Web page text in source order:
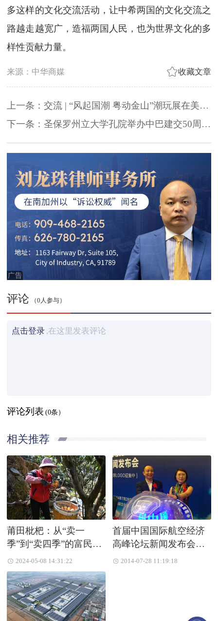
多这样的文化交流活动，让中希两国的文化交流之
路越走越宽广，造福两国人民，也为世界文化的多
样性贡献力量。
来源：中华商媒 收藏文章
上一条：交流 | “风起国潮 粤动金山”潮玩展在美国旧金山举行，广东东莞掀起潮玩中国风
下一条：圣保罗州立大学孔院举办中巴建交50周年打击乐音乐会庆祝活动
评论 （0人参与）
点击登录 ,在这里发表评论
评论列表 (0条）
相关推荐
莆田枇杷：从“卖一
季”到“卖四季”的富民故
事2024-05-08 14:31:22
首届中国国际航空经济
高峰论坛新闻发布会在
北京启动
2014-07-28 11:19:18